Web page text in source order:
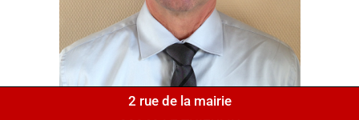
2 rue de la mairie